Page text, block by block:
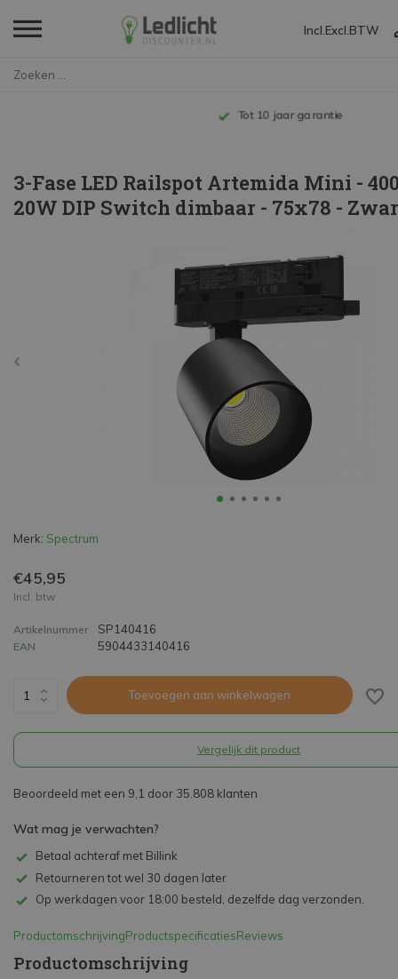
Incl. Excl. BTW
Tot 10 jaar garantie
3-Fase LED Railspot Artemida Mini -
20W DIP Switch dimbaar - 75x78 -
Merk: Spectrum
€45,95
Incl. btw
Artikelnummer SP140416
EAN 5904433140416
Toevoegen aan winkelwagen
Vergelijk dit product
Beoordeeld met een 9,1 door 35.808 klanten
Wat mag je verwachten?
Betaal achteraf met Billink
Retourneren tot wel 30 dagen later
Op werkdagen voor 18:00 besteld, dezelfde dag verzonden.
ProductomschrijvingProductspecificatiesReviews
Productomschrijving